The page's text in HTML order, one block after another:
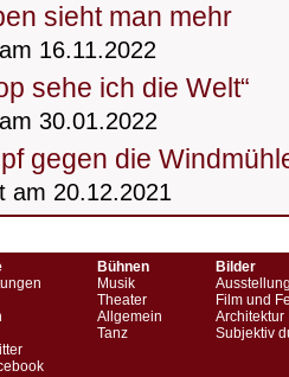
sieht man mehr
16.11.2022
sehe ich die Welt“
30.01.2022
gegen die
am 20.12.2021
Bühnen
Musik
Theater
Allgemein
Tanz
Bilder
Film und
Architektur
Subjektiv